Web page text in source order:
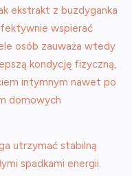
ekstrakt z buzdyganka
wspierać
osób zauważa wtedy
kondycję fizyczną,
intymnym nawet po
domowych
utrzymać stabilną
spadkami energii.